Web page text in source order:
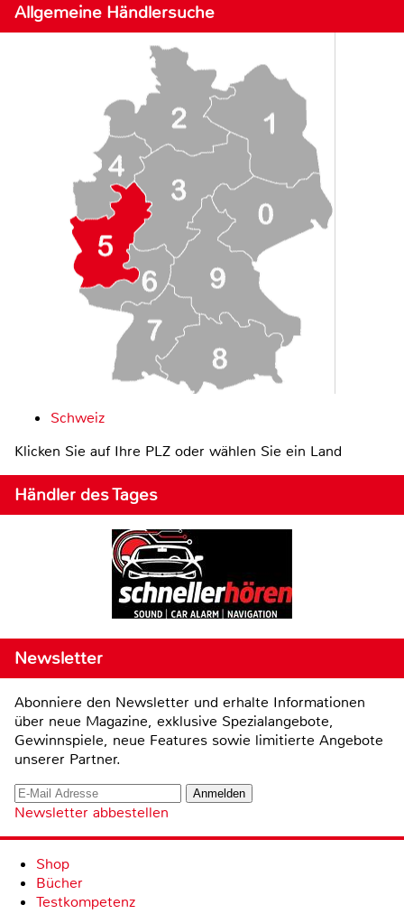
Allgemeine Händlersuche
Schweiz
Klicken Sie auf Ihre PLZ oder wählen Sie ein Land
Händler des Tages
Newsletter
Abonniere den Newsletter und erhalte Informationen
über neue Magazine, exklusive Spezialangebote,
Gewinnspiele, neue Features sowie limitierte Angebote
unserer Partner.
Newsletter abbestellen
Shop
Bücher
Testkompetenz